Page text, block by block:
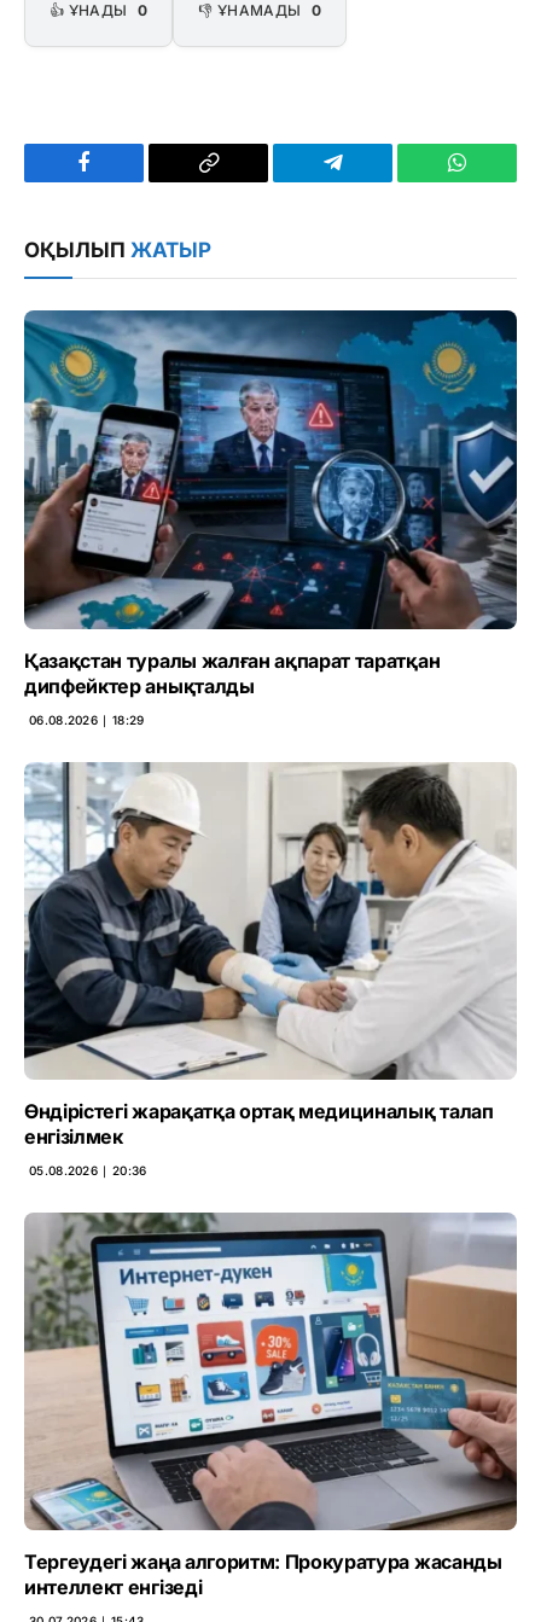
👍 ҰНАДЫ 0 👎 ҰНАМАДЫ 0
Facebook
Copy
Telegram
ОҚЫЛЫП ЖАТЫР
Қазақстан туралы жалған ақпарат таратқан
дипфейктер анықталды
06.08.2026 ∣ 18:29
Өндірістегі жарақатқа ортақ медициналық талап
енгізілмек
05.08.2026 ∣ 20:36
Тергеудегі жаңа алгоритм: Прокуратура жасанды
интеллект енгізеді